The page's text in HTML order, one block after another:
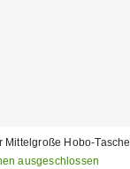
Hobo-Tasche
ausgeschlossen